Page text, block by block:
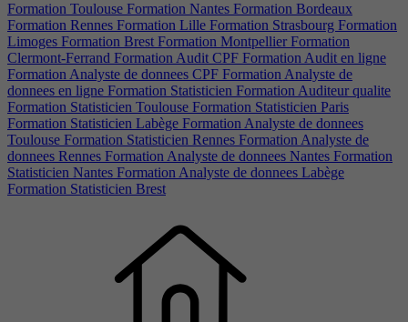
Formation Toulouse Formation Nantes Formation Bordeaux
Formation Rennes Formation Lille Formation Strasbourg Formation
Limoges Formation Brest Formation Montpellier Formation
Clermont-Ferrand Formation Audit CPF Formation Audit en ligne
Formation Analyste de donnees CPF Formation Analyste de
donnees en ligne Formation Statisticien Formation Auditeur qualite
Formation Statisticien Toulouse Formation Statisticien Paris
Formation Statisticien Labège Formation Analyste de donnees
Toulouse Formation Statisticien Rennes Formation Analyste de
donnees Rennes Formation Analyste de donnees Nantes Formation
Statisticien Nantes Formation Analyste de donnees Labège
Formation Statisticien Brest